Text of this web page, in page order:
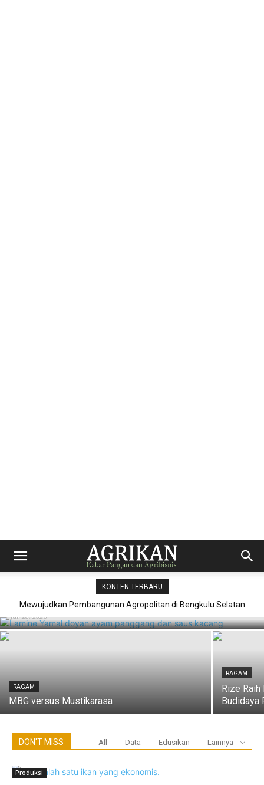
KONTEN TERBARU
Mewujudkan Pembangunan Agropolitan di Bengkulu Selatan
Makanan Favorit Lamine Yamal: Nasi,
Ayam Panggang, dan Saus Kacang
Juli 28, 2026
RAGAM
MBG versus Mustikarasa
RAGAM
Rize Raih
Budidaya
DON'T MISS All Data Edusikan Lainnya
Produksi